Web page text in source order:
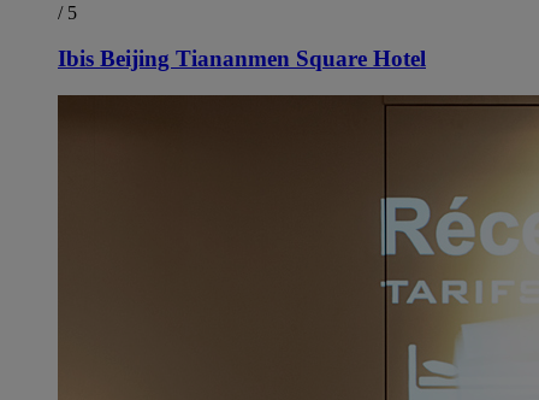
/ 5
Ibis Beijing Tiananmen Square Hotel